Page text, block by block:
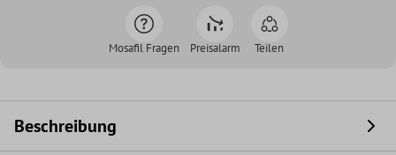
Mosafil Fragen Preisalarm Teilen
Beschreibung